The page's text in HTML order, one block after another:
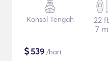
Konsol Tengah
22 ft
7 m
$539 /hari